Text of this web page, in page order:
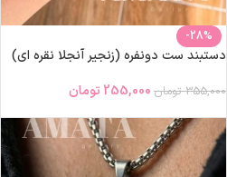
-28%
دستبند ست دونفره (زنجیر آنجلا نقره ای)
355,000 تومان 255,000 تومان